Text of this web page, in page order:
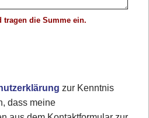
tragen die Summe ein.
zur Kenntnis
dass meine